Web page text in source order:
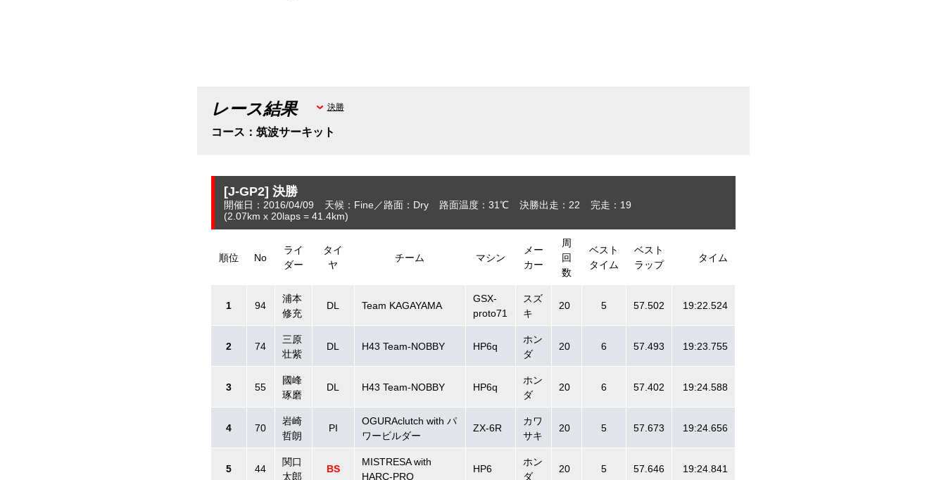
レース結果
コース：筑波サーキット
決勝
[J-GP2] 決勝
開催日：2016/04/09 天候：Fine 路面：Dry 路面温度：31℃ 決勝出走：22
完走：19
(2.07km x 20laps = 41.4km)
順位 No
ライ
ダー
タイ
ヤ
チーム マシン
メー
カー
周
回
数
ベスト
タイム
ベスト
ラップ
タイム
1 94
浦本
修充
DL Team KAGAYAMA
GSX-
proto71
スズ
キ
20 5 57.502 19:22.524
2 74
三原
壮紫
DL H43 Team-NOBBY HP6q
ホン
ダ
20 6 57.493 19:23.755
3 55
國峰
琢磨
DL H43 Team-NOBBY HP6q
ホン
ダ
20 6 57.402 19:24.588
4 70
岩崎
哲朗
PI
OGURAclutch with パ
ワービルダー
ZX-6R
カワ
サキ
20 5 57.673 19:24.656
5 44
関口
太郎
BS
MISTRESA with
HARC-PRO
HP6
ホン
ダ
20 5 57.646 19:24.841